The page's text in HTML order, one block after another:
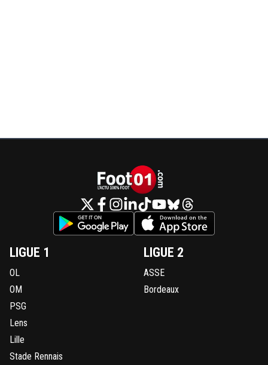
LIGUE 1
OL
OM
PSG
Lens
Lille
Stade Rennais
LIGUE 2
ASSE
Bordeaux